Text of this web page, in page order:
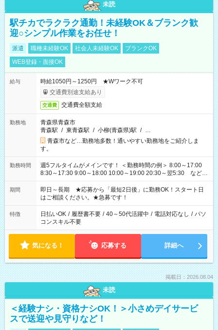
未読
駅チカでラクラク通勤！未経験OK＆ブランク歓
迎○シンプル作業をお任せ！
派遣 職種未経験OK 社会人未経験OK
ブランクOK
WEB登録・面接OK
給与
時給1050円～1250円 ★Wワーク不可
交通費別途支給あり
交通費 交通費全額支給
勤務地
青森県青森市
青森駅 / 東青森駅 / 小柳(青森県)駅 / …
青森市など…勤務地多数！通いやすい勤務地をご紹介しま
す。
勤務時間
週5フルタイムがメインです！ ＜勤務時間の例＞ 8:00～17:00
8:30～17:30 9:00～18:00 10:00～19:00 20:30～翌5:30 など ★
その他にも勤務時間多数！ 日勤のみ、残業なし、交替制など
ご希望を教えてください！
期間
即日～長期 ★応募から「最短2日後」に勤務OK！スタート日
はご相談ください。★急募です！
特徴 日払いOK / 履歴書不要 / 40～50代活躍中 / 電話対応なし / パソ
コンスキル不要
気になる！ 応募する 詳細へ
掲載日：2026.08.04
未読
＜経験ナシ・資格ナシOK！＞小さめデイサービ
スで送迎や見守りなど！